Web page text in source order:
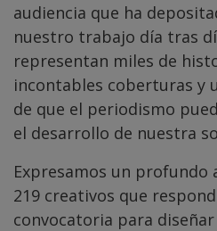
audiencia que ha
nuestro trabajo día tras
representan miles de
incontables coberturas y
de que el periodismo
el desarrollo de nuestra
Expresamos un profundo
219 creativos que
convocatoria para